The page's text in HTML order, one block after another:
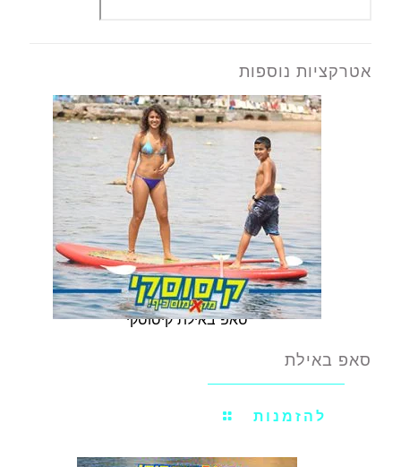
אטרקציות נוספות
סאפ באילת קיסוסקי
סאפ באילת
להזמנות